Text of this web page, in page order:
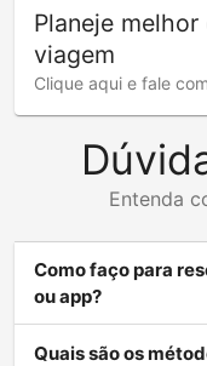
Planeje
viagem
Clique aqui e fale
Entenda
Como faço para
ou app?
Quais são os